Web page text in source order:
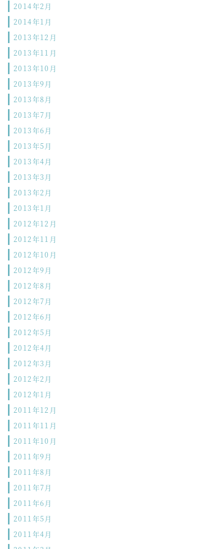
2014年2月
2014年1月
2013年12月
2013年11月
2013年10月
2013年9月
2013年8月
2013年7月
2013年6月
2013年5月
2013年4月
2013年3月
2013年2月
2013年1月
2012年12月
2012年11月
2012年10月
2012年9月
2012年8月
2012年7月
2012年6月
2012年5月
2012年4月
2012年3月
2012年2月
2012年1月
2011年12月
2011年11月
2011年10月
2011年9月
2011年8月
2011年7月
2011年6月
2011年5月
2011年4月